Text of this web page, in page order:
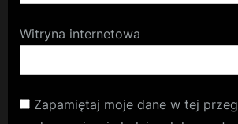
Witryna internetowa
Zapamiętaj moje dane w tej